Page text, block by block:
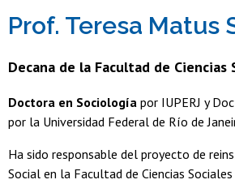
Académicas/os
Funcionarias/os
Prof. Teresa Matus
Decana de la Facultad de Ciencias
Doctora en Sociología por IUPERJ y
por la Universidad Federal de Río de
Ha sido responsable del proyecto de
Social en la Facultad de Ciencias